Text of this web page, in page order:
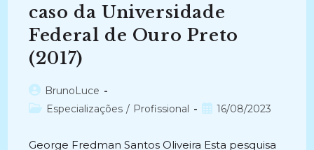
Executivo
Dos
Estados
Brasileiros
caso da Universidade
Federal de Ouro Preto
(2017)
Autor
do
BrunoLuce
Categoria
Especializações / Profissional
Post16/08/2023
George Fredman Santos Oliveira Esta pesquisa